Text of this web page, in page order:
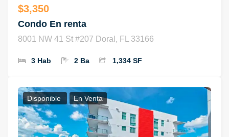
$3,350
Condo En renta
8001 NW 41 St #207 Doral, FL 33166
3 Hab 2 Ba 1,334 SF
Disponible En Venta